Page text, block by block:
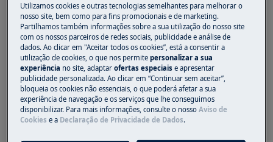
AVISO!RISCO DE LESÃO
Utilizamos cookies e outras tecnologias semelhantes para melhorar o
nosso site, bem como para fins promocionais e de marketing.
Partilhamos também informações sobre a sua utilização do nosso site
com os nossos parceiros de redes sociais, publicidade e análise de
dados. Ao clicar em "Aceitar todos os cookies”, está a consentir a
utilização de cookies, o que nos permitepersonalizar a sua
experiência no site, adaptarofertas especiaise apresentar
publicidade personalizada. Ao clicar em “Continuar sem aceitar”,
bloqueia os cookies não essenciais, o que poderá afetar a sua
experiência de navegação e os serviços que lhe conseguimos
disponibilizar. Para mais informações, consulte o nossoAviso de
Cookies e a Declaração de Privacidade de Dados.